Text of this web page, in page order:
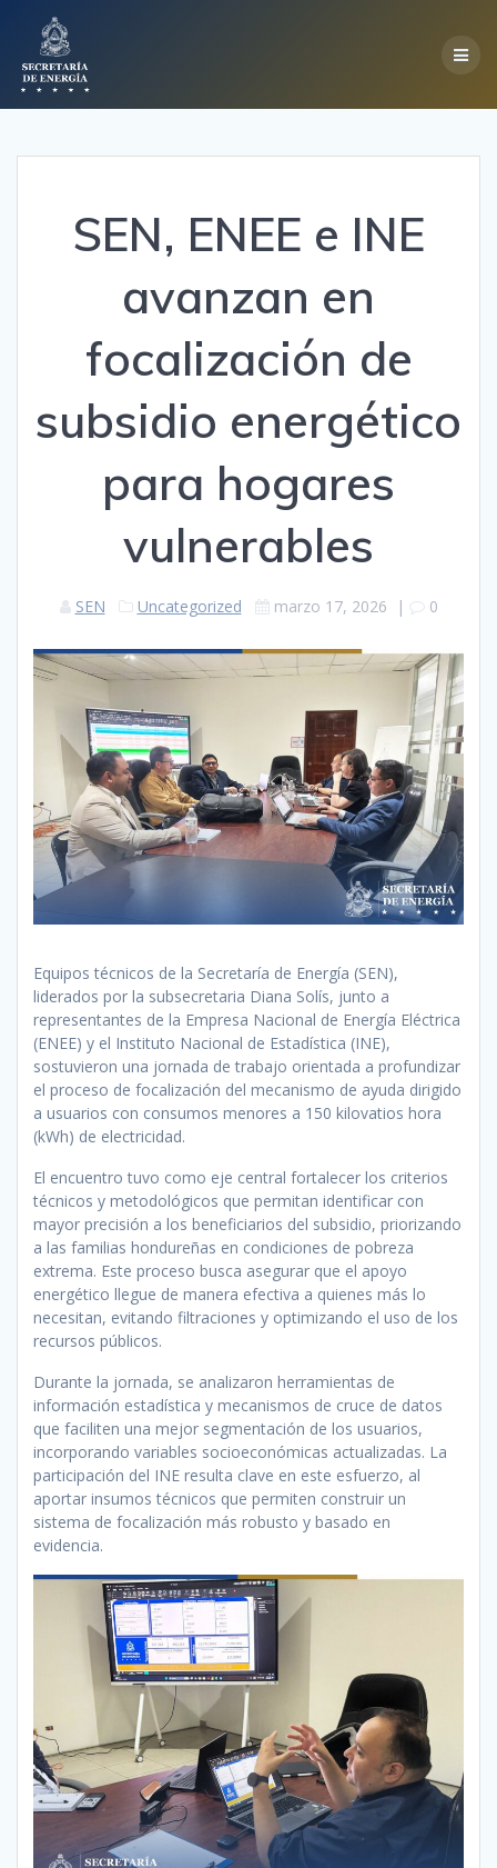
SEN, ENEE e INE
avanzan en
focalización de
subsidio energético
para hogares
vulnerables
SEN Uncategorized marzo 17, 2026 | 0
Equipos técnicos de la Secretaría de Energía (SEN),
liderados por la subsecretaria Diana Solís, junto a
representantes de la Empresa Nacional de Energía Eléctrica
(ENEE) y el Instituto Nacional de Estadística (INE),
sostuvieron una jornada de trabajo orientada a profundizar
el proceso de focalización del mecanismo de ayuda dirigido
a usuarios con consumos menores a 150 kilovatios hora
(kWh) de electricidad.
El encuentro tuvo como eje central fortalecer los criterios
técnicos y metodológicos que permitan identificar con
mayor precisión a los beneficiarios del subsidio, priorizando
a las familias hondureñas en condiciones de pobreza
extrema. Este proceso busca asegurar que el apoyo
energético llegue de manera efectiva a quienes más lo
necesitan, evitando filtraciones y optimizando el uso de los
recursos públicos.
Durante la jornada, se analizaron herramientas de
información estadística y mecanismos de cruce de datos
que faciliten una mejor segmentación de los usuarios,
incorporando variables socioeconómicas actualizadas. La
participación del INE resulta clave en este esfuerzo, al
aportar insumos técnicos que permiten construir un
sistema de focalización más robusto y basado en
evidencia.